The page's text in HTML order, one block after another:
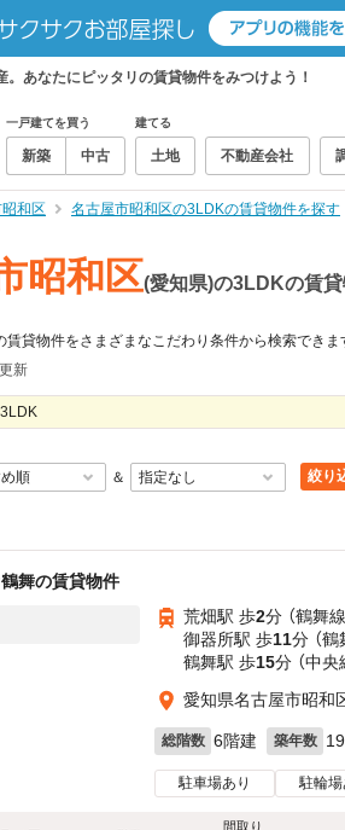
あなたにピッタリの賃貸物件をみつけよう！
一戸建てを買う
新築 中古
建てる
土地 不動産会社
和区 名古屋市昭和区の3LDKの賃貸物件を探す
昭和区(愛知県)の3LDKの賃
賃貸物件をさまざまなこだわり条件から検索できま
更新
3LDK
＆ 絞り
舞の賃貸物件
荒畑駅 歩2分 （鶴舞線
御器所駅 歩11分 （鶴
鶴舞駅 歩15分 （中央
愛知県名古屋市昭和
総階数 6階建 築年数
駐車場あり 駐輪場
間取り